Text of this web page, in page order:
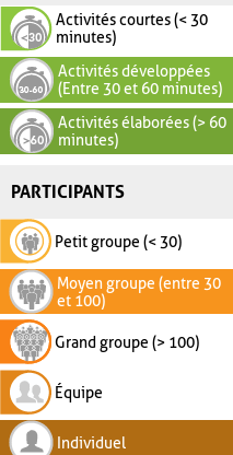
Activités courtes (< 30
minutes)
Activités développées
(Entre 30 et 60 minutes)
Activités élaborées (> 60
minutes)
PARTICIPANTS
Petit groupe (< 30)
Moyen groupe (entre 30
et 100)
Grand groupe (> 100)
Équipe
Individuel